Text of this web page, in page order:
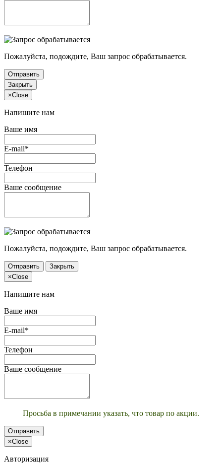
Пожалуйста, подождите, Ваш запрос обрабатывается.
Отправить
Закрыть
×Close
Напишите нам
Ваше имя
E-mail*
Телефон
Ваше сообщение
Пожалуйста, подождите, Ваш запрос обрабатывается.
Отправить
Закрыть
×Close
Напишите нам
Ваше имя
E-mail*
Телефон
Ваше сообщение
Просьба в примечании указать, что товар по акции.
Отправить
×Close
Авторизация